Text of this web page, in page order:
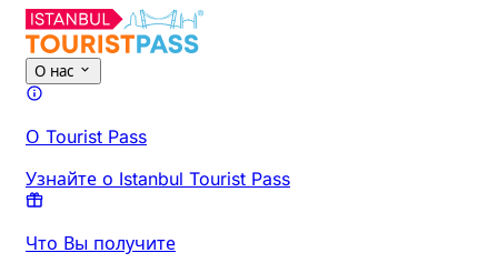
О нас
О Tourist Pass
Узнайте о Istanbul Tourist Pass
Что Вы получите